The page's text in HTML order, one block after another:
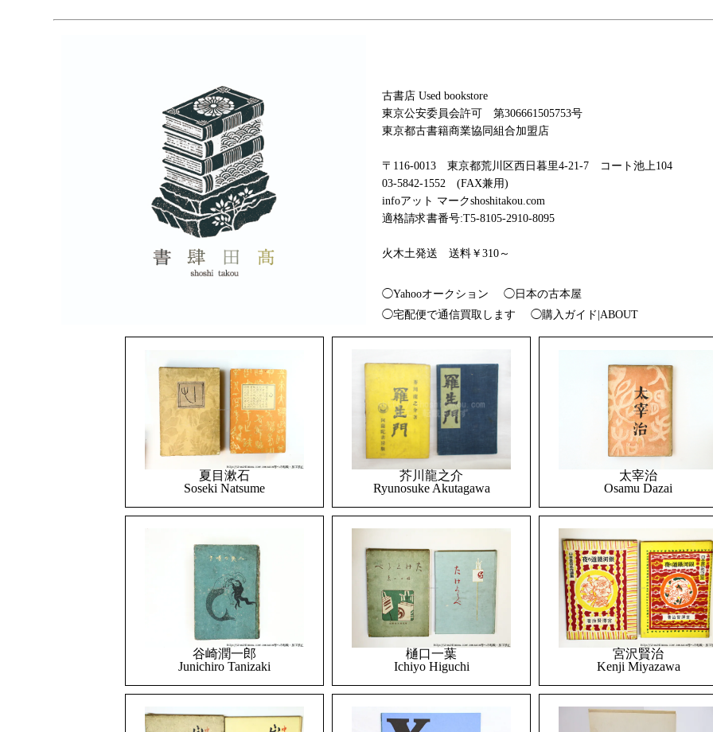
古書店 Used bookstore
東京公安委員会許可 第306661505753号
東京都古書籍商業協同組合加盟店
〒116-0013 東京都荒川区西日暮里4-21-7 コート池上104
03-5842-1552 (FAX兼用)
infoアット マークshoshitakou.com
適格請求書番号:T5-8105-2910-8095
火木土発送 送料￥310～
◯Yahooオークション
◯日本の古本屋
◯宅配便で通信買取します
◯購入ガイド|ABOUT
夏目漱石
Soseki Natsume
芥川龍之介
Ryunosuke Akutagawa
太宰治
Osamu Dazai
谷崎潤一郎
Junichiro Tanizaki
樋口一葉
Ichiyo Higuchi
宮沢賢治
Kenji Miyazawa